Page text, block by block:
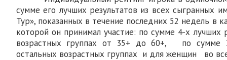
сумме его лучших результатов из всех сыгранных
Тур», показанных в течение последних 52 недель в
которой он принимал участие: по сумме 4-х лучших
возрастных группах от 35+ до 60+, по сумме
остальных возрастных группах и для женщин во